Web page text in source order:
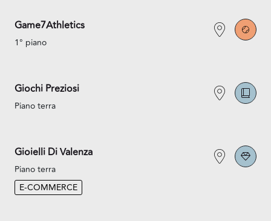
Game7Athletics
1° piano
Giochi Preziosi
Piano terra
Gioielli Di Valenza
Piano terra
E-COMMERCE